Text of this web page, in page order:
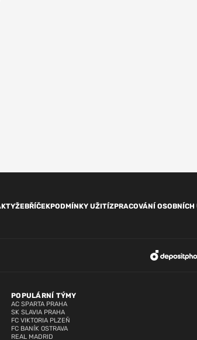
ŽEBŘÍČEKPODMÍNKY UŽITÍZPRACOVÁNÍ
POPULÁRNÍ TÝMY
AC SPARTA PRAHA
SK SLAVIA PRAHA
FC VIKTORIA PLZEŇ
FC BANÍK OSTRAVA
REAL MADRID